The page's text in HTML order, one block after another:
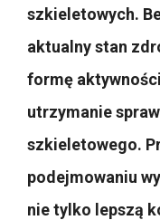
szkieletowych.
aktualny stan
formę
utrzymanie
szkieletowego.
podejmowaniu
nie tylko lepszą